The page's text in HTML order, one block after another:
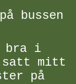
bussen
bra i
satt mitt
på